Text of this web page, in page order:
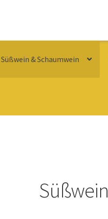
Süßwein & Schaumwein
Süßwein